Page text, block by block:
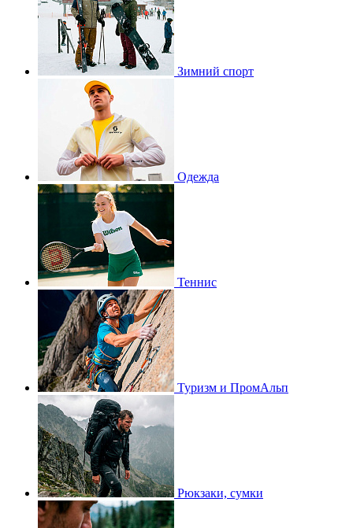
Зимний спорт
Одежда
Теннис
Туризм и ПромАльп
Рюкзаки, сумки